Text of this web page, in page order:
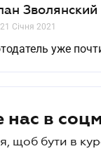
Зволянский
Січня 2021
уже
нас в
щоб бути в